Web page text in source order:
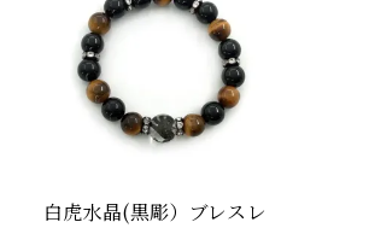
白虎水晶(黒彫）ブレスレ